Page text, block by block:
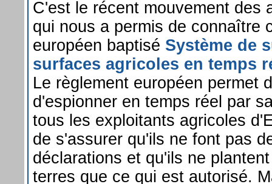
C'est le récent mouvement des
qui nous a permis de connaître
européen baptisé Système de
surfaces agricoles en temps
Le règlement européen permet
d'espionner en temps réel par
tous les exploitants agricoles
de s'assurer qu'ils ne font pas
déclarations et qu'ils ne
terres que ce qui est autorisé.